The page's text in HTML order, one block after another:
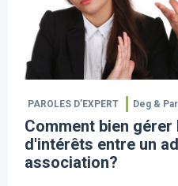
PAROLES D’EXPERT Deg &
Comment bien
d'intérêts entre un
association?